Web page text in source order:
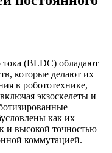
тока (BLDC) обладают
которые делают их
в робототехнике,
экзоскелеты и
как их
и высокой точностью
коммутацией.